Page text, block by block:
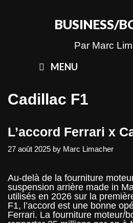
BUSINESS/
Par Marc
MENU
Cadillac F1
L’accord Ferrari x
27 août 2025 by Marc Limacher
Au-delà de la fourniture
suspension arrière made in
utilisés en 2026 sur la
F1, l’accord est une bonne
Ferrari. La fourniture moteur/